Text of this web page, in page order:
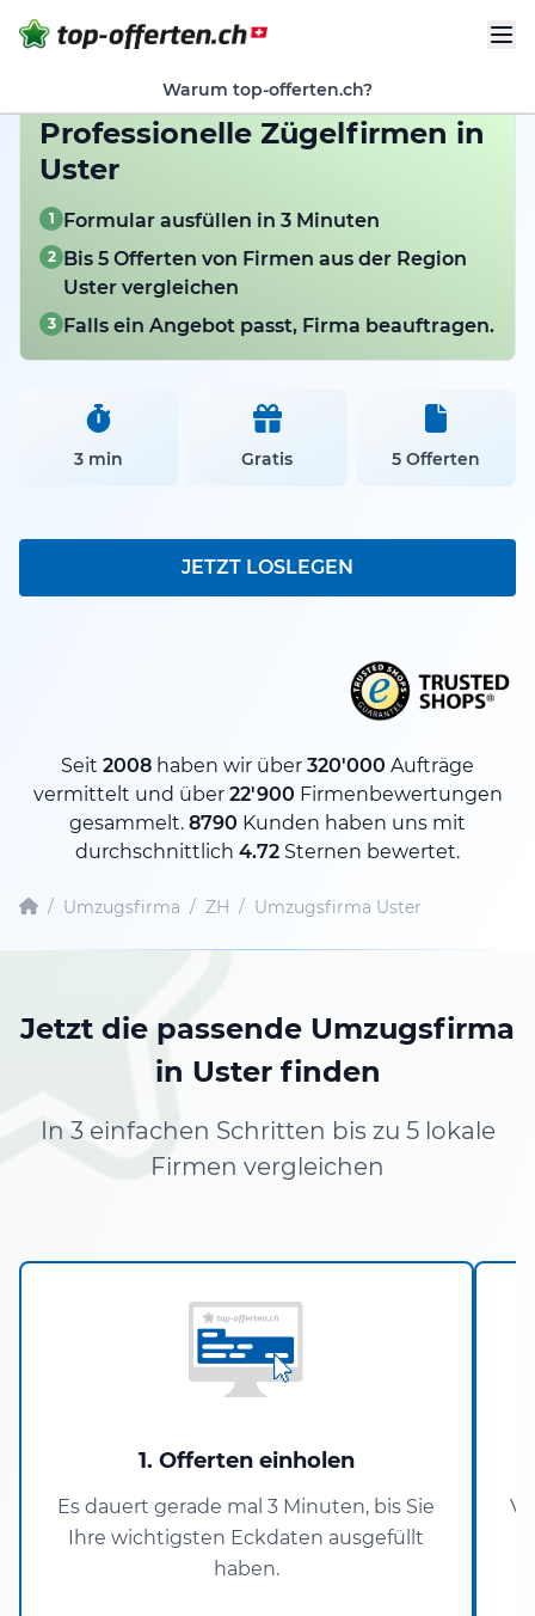
Warum top-offerten.ch?
Professionelle Zügelfirmen in
Uster
1 Formular ausfüllen in 3 Minuten
2 Bis 5 Offerten von Firmen aus der Region
Uster vergleichen
3 Falls ein Angebot passt, Firma beauftragen.
3 min Gratis 5 Offerten
JETZT LOSLEGEN
Seit 2008 haben wir über 320'000 Aufträge
vermittelt und über 22'900 Firmenbewertungen
gesammelt. 8790 Kunden haben uns mit
durchschnittlich 4.72 Sternen bewertet.
/ Umzugsfirma / ZH / Umzugsfirma Uster
Jetzt die passende Umzugsfirma
in Uster finden
In 3 einfachen Schritten bis zu 5 lokale
Firmen vergleichen
1. Offerten einholen
Es dauert gerade mal 3 Minuten, bis Sie
Ihre wichtigsten Eckdaten ausgefüllt
haben.